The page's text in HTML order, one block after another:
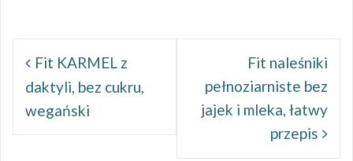
wpisuFit KARMEL z
daktyli, bez cukru,
wegański
Fit naleśniki
pełnoziarniste bez
jajek i mleka, łatwy
przepis